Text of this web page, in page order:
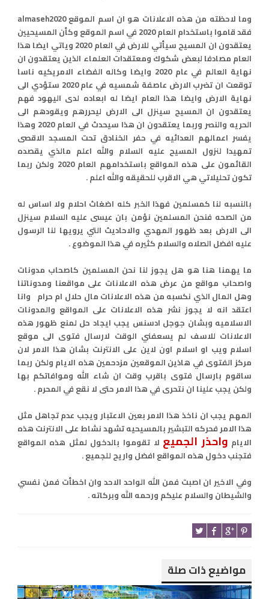
وما لاحظته من هذه الاعلانات هو ان اسم الموقع almaseh2020
فقد قاموا باستخدام العام 2020 في اسم الموقع وكأن المسيحيين
يعتقدون ان المسيح سيأتي للارض في العام 2020 وياتي ايضا هذا
العام مصادفا لبعض شكوك ومعتقدات العلماء الذين يعتقدون ان
نهاية العالم في عام 2020 وايضا وكاله الفضاء الامريكيه ناسا
توقعت ان تضرب الارض عاصفة شمسيه في عام 2020 ستؤدي الى
نهاية الارض وايضا هذا العام ايضا له ابعاده لدى اليهود فهم
يعتقدون ان المسيح سينزل الى الارض ليحررهم ويقودهم الى
الحريه والنصر وربما يعتقدون ان هذا سيحدث في العام 2020 وهذا
يفسر اعمالهم العدائيه في حفر الخنادق تحت المسجد الاقصى
تمهيدا لنزول المسيح عليه السلام والله اعلم مالذي يقصده
القائمون على هذه المواقع باستخدامهم العام 2020 ولكن ربما
تكون تحليلاتي هي الاقرب للحقيقه والله اعلم .
بالنسبه لنا كمسلمين فهذا الخبر كله اضغاث احلام ولا اساس له
من الصحه فنحن المسلمين نؤمن بان عيسى عليه السلام سينزل
الى الارض بعد ظهور المهدي والاحاديث التي يرويها لنا الرسول
عليه افضل الصلاه والسلام كثيره في هذا الموضوع .
ما يهمنا هنا هو هل يجوز لنا نحن المسلمين كاصحاب مدونات
واصحاب مواقع من عرض هذه الاعلانات على مواقعنا ومدوناتنا
وهل المال الذي نكسبه من هذه الاعلانات مال حلال ام حرام وانا
اعتقد انه لا يجوز نشر هذه الاعلانات على المواقع والمدونات
الاسلاميه وبشان جوجل ادسنس يجب ايجاد حل لمنع ظهور هذه
الاعلانات للاسف لم يسعفني الوقت لارسال فتوى الى موقع
اسلام ويب او اسلام اون لاين على الانترنت بشان هذا الامر لان
مركز الفتوى في هاذين الموقعين مزدحمين هذه الايام ولكن ربما
ساقوم بارسال فتوى باقرب وقت ان شاء الله وموافاتكم بها
ولكن يجب علينا ان نتحرى في هذا الامر حتى لا نقع في المحرم .
المهم يجب ان ناخذ هذا الامر بعين الاعتبار ويجب عدم تجاهل مثل
هذا الامر فحركه التبشير بالمسيحيه تشهد نشاط على الانترنت هذه
الايام واحذر الجميع لا تقوموا بالدخول لمثل هذه المواقع
فتجنب دخول هذه المواقع افضل واريح للجميع .
وفي الاخير ان اصبت فمن الله الواحد الاحد وان اخطأت فمن نفسي
والشيطان والسلام عليكم ورحمه الله وبركاته .
مواضيع ذات صلة